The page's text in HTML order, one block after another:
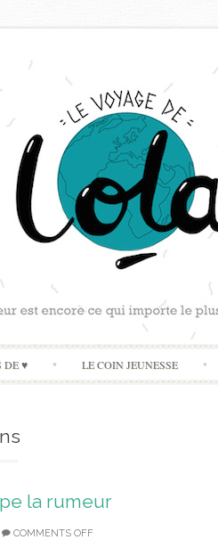
Skip
to
DE ♥ LE COIN JEUNESSE
la rumeur
COMMENTS OFF